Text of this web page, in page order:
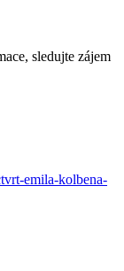
sledujte zájem
emila-kolbena-